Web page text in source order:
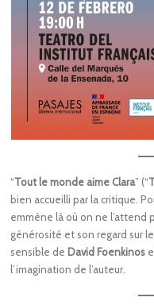
“Tout le monde aime Clara” (“
bien accueilli par la critique.
emmène là où on ne l’attend
générosité et son regard sur
sensible de David Foenkinos
l’imagination de l’auteur.